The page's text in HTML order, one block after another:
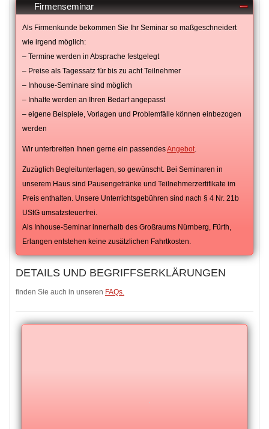
Firmenseminar
Als Firmenkunde bekommen Sie Ihr Seminar so maßgeschneidert
wie irgend möglich:
– Termine werden in Absprache festgelegt
– Preise als Tagessatz für bis zu acht Teilnehmer
– Inhouse-Seminare sind möglich
– Inhalte werden an Ihren Bedarf angepasst
– eigene Beispiele, Vorlagen und Problemfälle können einbezogen
werden
Wir unterbreiten Ihnen gerne ein passendesAngebot.
Zuzüglich Begleitunterlagen, so gewünscht. Bei Seminaren in
unserem Haus sind Pausengetränke und Teilnehmerzertifikate im
Preis enthalten. Unsere Unterrichtsgebühren sind nach § 4 Nr. 21b
UStG umsatzsteuerfrei.
Als Inhouse-Seminar innerhalb des Großraums Nürnberg, Fürth,
Erlangen entstehen keine zusätzlichen Fahrtkosten.
DETAILS UND BEGRIFFSERKLÄRUNGEN
finden Sie auch in unseren FAQs.